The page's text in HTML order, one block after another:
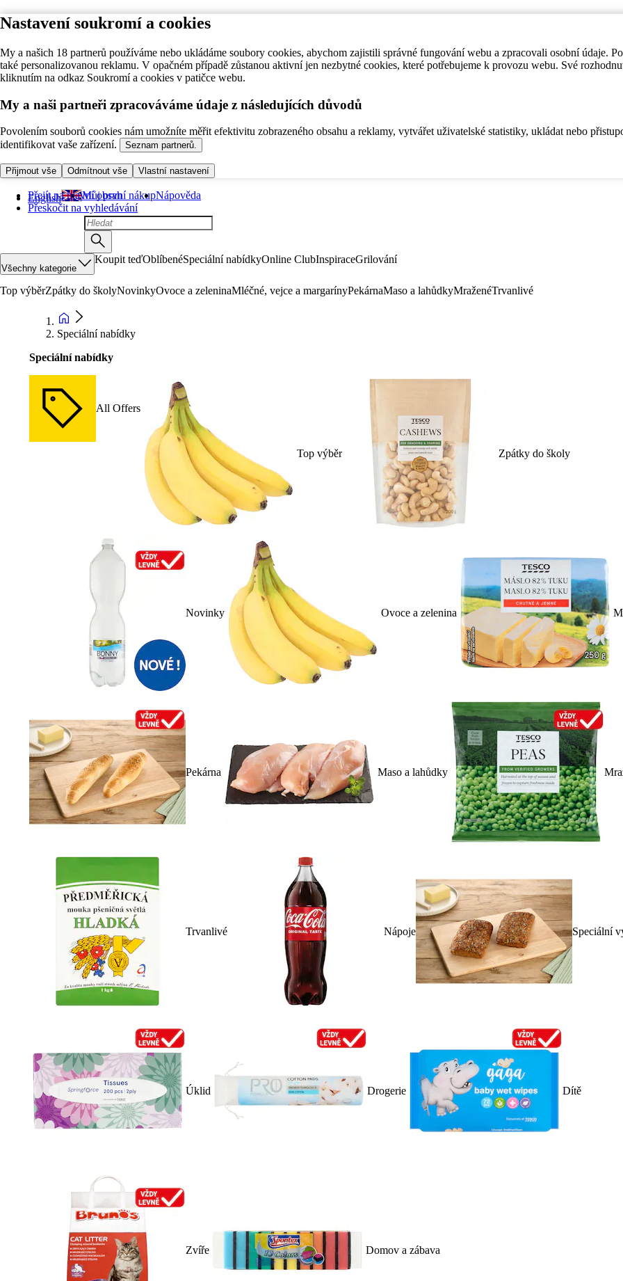
Nastavení soukromí a cookies
My a našich 18 partnerů používáme nebo ukládáme soubory cookies, abychom zajistili správné fungování webu a zpracovali osobní údaje.
také personalizovanou reklamu. V opačném případě zůstanou aktivní jen nezbytné cookies, které potřebujeme k provozu webu. Své
kliknutím na odkaz Soukromí a cookies v patičce webu.
My a naši partneři zpracováváme údaje z následujících důvodů
Povolením souborů cookies nám umožníte měřit efektivitu zobrazeného obsahu a reklamy, vytvářet uživatelské statistiky, ukládat nebo
identifikovat vaše zařízení.
Seznam partnerů.
Přijmout vše Odmítnout vše Vlastní nastavení
Přejít na hlavní obsah
Přeskočit na vyhledávání
English Můj první nákupNápověda
Všechny kategorie
Koupit teďOblíbenéSpeciální nabídkyOnline ClubInspiraceGrilování
Top výběrZpátky do školyNovinkyOvoce a zeleninaMléčné, vejce a margarínyPekárnaMaso a lahůdkyMraženéTrvanlivé
Speciální nabídky
Speciální nabídky
All Offers
Top výběr Zpátky do školy
Novinky Ovoce a zelenina
Pekárna Maso a lahůdky
Trvanlivé Nápoje Speciální
Úklid Drogerie Dítě
Zvíře Domov a zábava